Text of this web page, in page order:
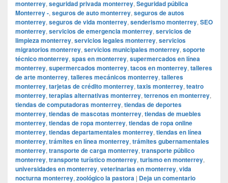
monterrey, seguridad privada monterrey, Seguridad pública
Monterrey -, seguros de auto monterrey, seguros de autos
monterrey, seguros de vida monterrey, senderismo monterrey, SEO
monterrey, servicios de emergencia monterrey, servicios de
limpieza monterrey, servicios legales monterrey, servicios
migratorios monterrey, servicios municipales monterrey, soporte
técnico monterrey, spas en monterrey, supermercados en línea
monterrey, supermercados monterrey, tacos en monterrey, talleres
de arte monterrey, talleres mecánicos monterrey, talleres
monterrey, tarjetas de crédito monterrey, taxis monterrey, teatro
monterrey, terapias alternativas monterrey, terrenos en monterrey,
tiendas de computadoras monterrey, tiendas de deportes
monterrey, tiendas de mascotas monterrey, tiendas de muebles
monterrey, tiendas de ropa monterrey, tiendas de ropa online
monterrey, tiendas departamentales monterrey, tiendas en línea
monterrey, trámites en línea monterrey, trámites gubernamentales
monterrey, transporte de carga monterrey, transporte público
monterrey, transporte turístico monterrey, turismo en monterrey,
universidades en monterrey, veterinarias en monterrey, vida
nocturna monterrey, zoológico la pastora | Deja un comentario